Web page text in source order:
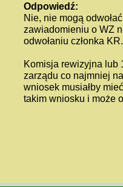
Odpowiedź:
Nie, nie mogą
zawiadomieniu o WZ
odwołaniu członka KR.
Komisja rewizyjna lub
zarządu co najmniej
wniosek musiałby
takim wniosku i może